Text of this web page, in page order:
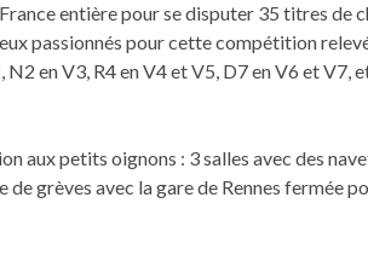
entière pour se disputer 35 titres de
passionnés pour cette compétition
en V3, R4 en V4 et V5, D7 en V6 et V7,
aux petits oignons : 3 salles avec des
de grèves avec la gare de Rennes fermée